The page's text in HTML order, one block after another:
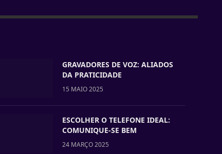
GRAVADORES DE VOZ: ALIADOS
DA PRATICIDADE
15 MAIO 2025
ESCOLHER O TELEFONE IDEAL:
COMUNIQUE-SE BEM
24 MARÇO 2025